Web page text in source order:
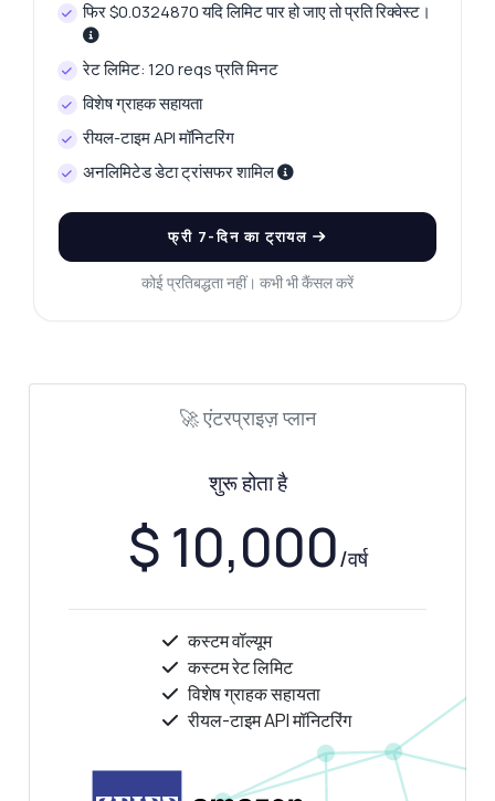
फिर $0.0324870 यदि लिमिट पार हो जाए तो प्रति रिक्वेस्ट।
रेट लिमिट: 120 reqs प्रति मिनट
विशेष ग्राहक सहायता
रीयल-टाइम API मॉनिटरिंग
अनलिमिटेड डेटा ट्रांसफर शामिल
फ्री 7-दिन का ट्रायल
कोई प्रतिबद्धता नहीं। कभी भी कैंसल करें
🚀 एंटरप्राइज़ प्लान
शुरू होता है
$ 10,000/वर्ष
कस्टम वॉल्यूम
कस्टम रेट लिमिट
विशेष ग्राहक सहायता
रीयल-टाइम API मॉनिटरिंग